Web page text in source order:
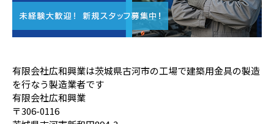
有限会社広和興業は茨城県古河市の工場で建築用金具の製造
を行なう製造業者です
有限会社広和興業
〒306-0116